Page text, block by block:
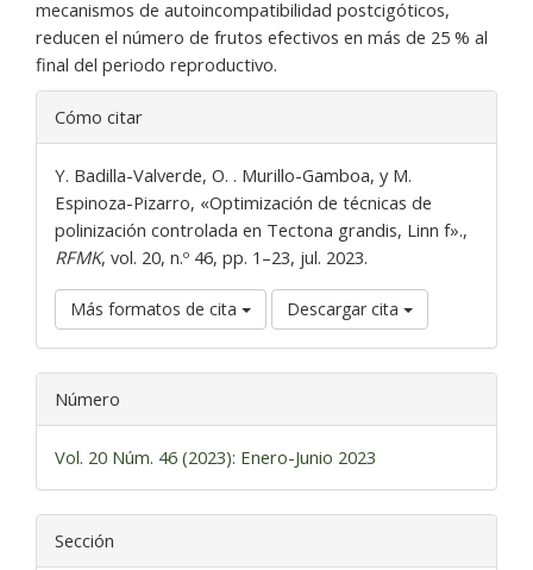
mecanismos de autoincompatibilidad postcigóticos,
reducen el número de frutos efectivos en más de 25 % al
final del periodo reproductivo.
Detalles
del
artículo
Cómo citar
Y. Badilla-Valverde, O. . Murillo-Gamboa, y M.
Espinoza-Pizarro, «Optimización de técnicas de
polinización controlada en Tectona grandis, Linn f».,
RFMK, vol. 20, n.º 46, pp. 1–23, jul. 2023.
Más formatos de cita Descargar cita
Número
Vol. 20 Núm. 46 (2023): Enero-Junio 2023
Sección